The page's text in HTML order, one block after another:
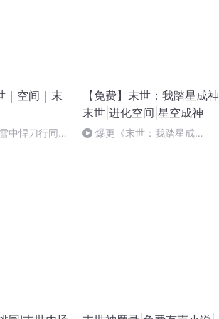
｜空间｜末
中悍刀行同人
【免费】末世：我踏星成神|
末世|进化空间|星空成神
爆更《末世：我踏星成